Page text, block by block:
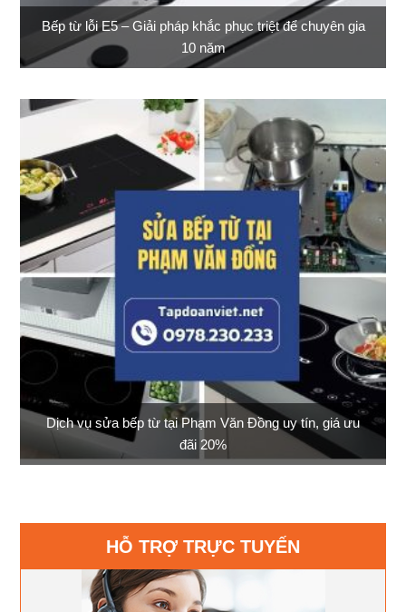
Bếp từ lỗi E5 – Giải pháp khắc phục triệt để chuyên gia
10 năm
Dịch vụ sửa bếp từ tại Phạm Văn Đồng uy tín, giá ưu
đãi 20%
HỖ TRỢ TRỰC TUYẾN